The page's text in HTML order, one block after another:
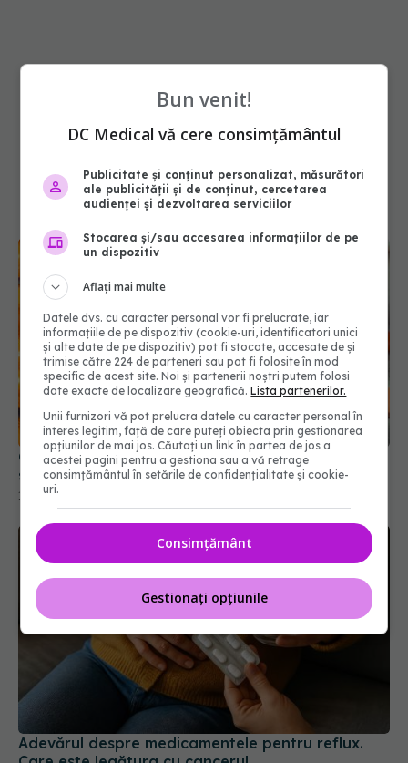
Cum funcționează Metformin? Descoperirea care
schimbă tratamentul diabetului de tip 2
13 mai 2026, 14:13
Adevărul despre medicamentele pentru reflux.
Care este legătura cu cancerul
23 ian 2026, 09:45
Bun venit!
DC Medical vă cere consimțământul
Publicitate și conținut personalizat, măsurători
ale publicității și de conținut, cercetarea
audienței și dezvoltarea serviciilor
Stocarea și/sau accesarea informațiilor de pe
un dispozitiv
Aflați mai multe
Datele dvs. cu caracter personal vor fi prelucrate, iar
informațiile de pe dispozitiv (cookie-uri, identificatori unici
și alte date de pe dispozitiv) pot fi stocate, accesate de și
trimise către 224 de parteneri sau pot fi folosite în mod
specific de acest site. Noi și partenerii noștri putem folosi
date exacte de localizare geografică.Lista partenerilor.
Unii furnizori vă pot prelucra datele cu caracter personal în
interes legitim, față de care puteți obiecta prin gestionarea
opțiunilor de mai jos. Căutați un link în partea de jos a
acestei pagini pentru a gestiona sau a vă retrage
consimțământul în setările de confidențialitate și cookie-
uri.
Consimțământ
Gestionați opțiunile